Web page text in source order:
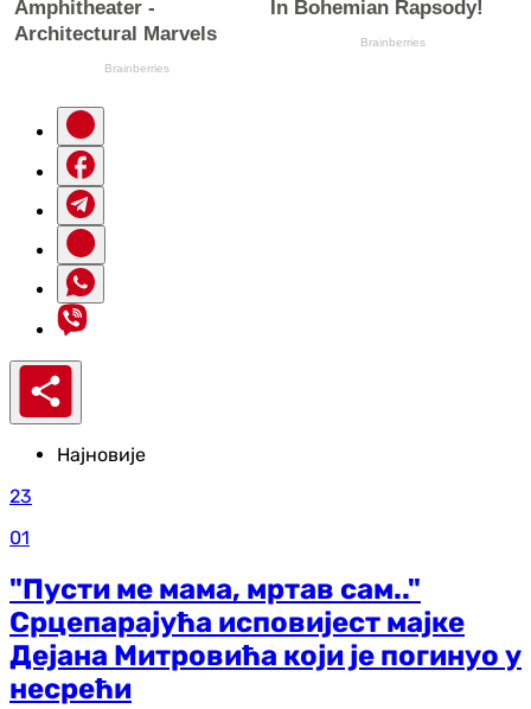
Најновије
23
01
"Пусти ме мама, мртав сам.."
Срцепарајућа исповијест мајке
Дејана Митровића који је погинуо у
несрећи